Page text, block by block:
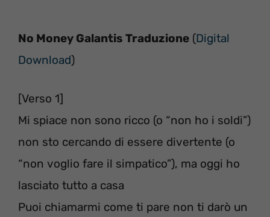
No Money Galantis Traduzione (Digital
Download)
[Verso 1]
Mi spiace non sono ricco (o “non ho i soldi”)
non sto cercando di essere divertente (o
“non voglio fare il simpatico”), ma oggi ho
lasciato tutto a casa
Puoi chiamarmi come ti pare non ti darò un